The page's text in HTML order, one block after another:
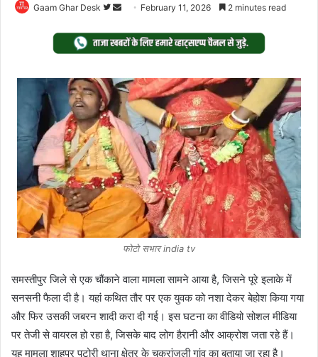
Gaam Ghar Desk
Follow
Twitter
Send
email
February 11, 2026 2 minutes read
फोटो सभार india tv
समस्तीपुर जिले से एक चौंकाने वाला मामला सामने आया है, जिसने पूरे इलाके में
सनसनी फैला दी है। यहां कथित तौर पर एक युवक को नशा देकर बेहोश किया गया
और फिर उसकी जबरन शादी करा दी गई। इस घटना का वीडियो सोशल मीडिया
पर तेजी से वायरल हो रहा है, जिसके बाद लोग हैरानी और आक्रोश जता रहे हैं।
यह मामला शाहपुर पटोरी थाना क्षेत्र के चकरांजली गांव का बताया जा रहा है।